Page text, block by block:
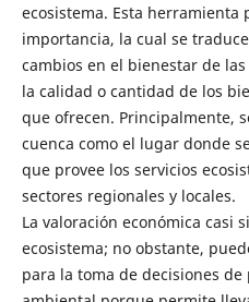
ecosistema. Esta herramienta
importancia, la cual se
cambios en el bienestar de
la calidad o cantidad de los
que ofrecen. Principalmente,
cuenca como el lugar donde
que provee los servicios
sectores regionales y locales.
La valoración económica casi
ecosistema; no obstante,
para la toma de decisiones